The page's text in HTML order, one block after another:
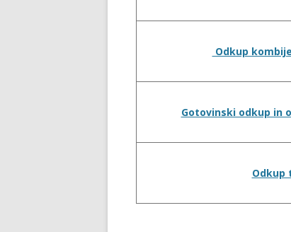
Odkup
Gotovinski odkup in
Odkup